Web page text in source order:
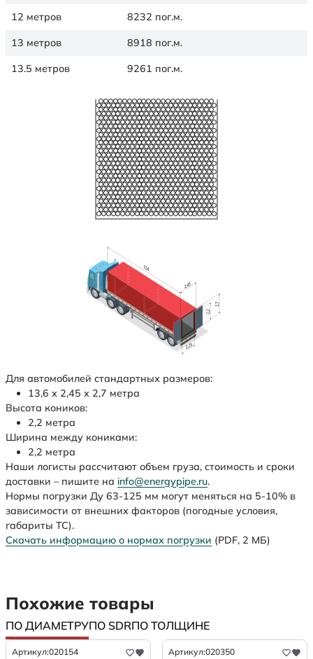
12 метров 8232 пог.м.
13 метров 8918 пог.м.
13.5 метров 9261 пог.м.
Для автомобилей стандартных размеров:
13,6 х 2,45 х 2,7 метра
Высота коников:
2,2 метра
Ширина между кониками:
2,2 метра
Наши логисты рассчитают объем груза, стоимость и сроки
доставки – пишите на info@energypipe.ru.
Нормы погрузки Ду 63-125 мм могут меняться на 5-10% в
зависимости от внешних факторов (погодные условия,
габариты ТС).
Скачать информацию о нормах погрузки (PDF, 2 МБ)
Похожие товары
ПО ДИАМЕТРУПО SDRПО ТОЛЩИНЕ
Артикул:020154 Артикул:020350